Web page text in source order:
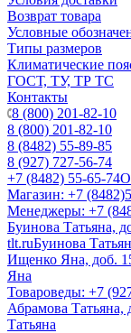
Возврат товара
Условные
Типы размеров
Климатические
ГОСТ, ТУ, ТР ТС
Контакты
8 (800) 201-82-10
8 (800) 201-82-10
8 (8482) 55-89-85
8 (927) 727-56-74
+7 (8482) 55-65-74
Магазин: +7
Менеджеры: +7
Буинова Татьяна,
tlt.ruБуинова
Ищенко Яна, доб.
Яна
Товароведы: +7
Абрамова Татьяна,
Татьяна